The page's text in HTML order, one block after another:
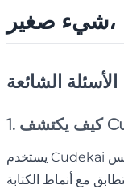
شيء صغير،
الأسئلة الشائعة
يستخدم Cudekai التحليل اللغوي وتسجيل الحيرة ومقاييس
مع أنماط الكتابة